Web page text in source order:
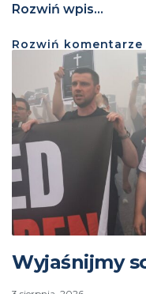
Rozwiń wpis...
Rozwiń komentarze
Wyjaśnijmy